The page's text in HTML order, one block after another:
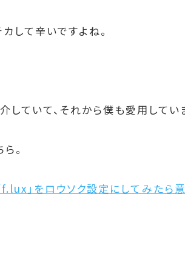
して辛いですよね。
ていて、それから僕も愛用してい
。
f.lux」をロウソク設定にしてみたら